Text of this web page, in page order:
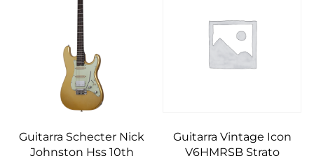
Guitarra Schecter Nick
Johnston Hss 10th
Guitarra Vintage Icon
V6HMRSB Strato